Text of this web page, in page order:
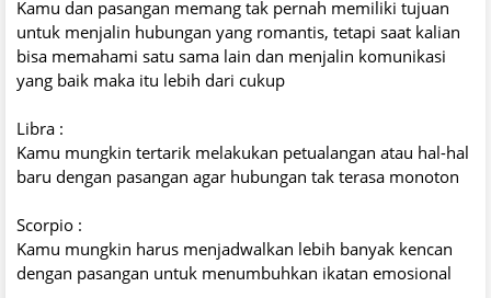
Kamu dan pasangan memang tak pernah memiliki tujuan
untuk menjalin hubungan yang romantis, tetapi saat kalian
bisa memahami satu sama lain dan menjalin komunikasi
yang baik maka itu lebih dari cukup
Libra :
Kamu mungkin tertarik melakukan petualangan atau hal-hal
baru dengan pasangan agar hubungan tak terasa monoton
Scorpio :
Kamu mungkin harus menjadwalkan lebih banyak kencan
dengan pasangan untuk menumbuhkan ikatan emosional